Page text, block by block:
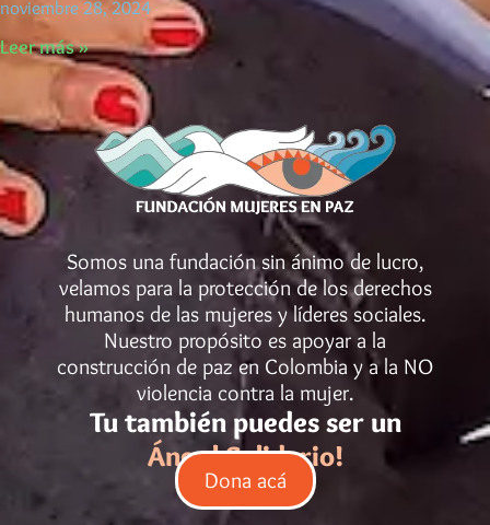
Somos una fundación sin ánimo de lucro,
velamos para la protección de los derechos
humanos de las mujeres y líderes sociales.
Nuestro propósito es apoyar a la
construcción de paz en Colombia y a la NO
violencia contra la mujer.
Tu también puedes ser un
Ángel Solidario!
Dona acá
noviembre 28, 2024
Leer más »